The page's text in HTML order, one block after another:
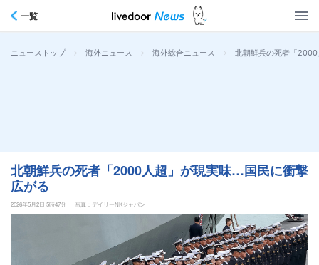
一覧
ニューストップ > 海外ニュース > 海外総合ニュース > 北朝鮮兵の死者「
北朝鮮兵の死者「2000人超」が現実味…国民に衝撃
広がる
2026年5月2日 5時47分 写真：デイリーNKジャパン